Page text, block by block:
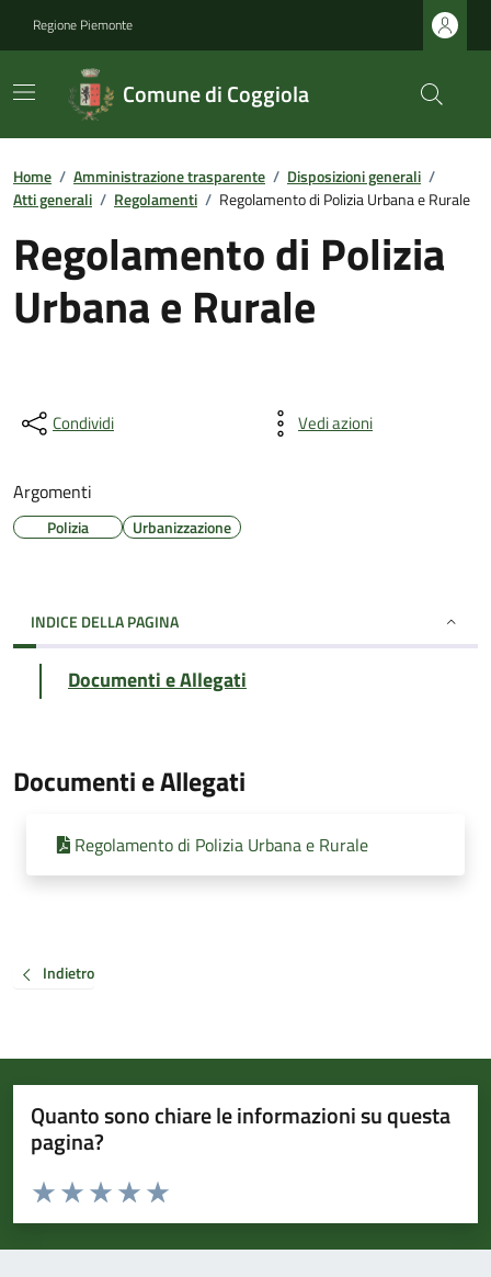
Regione Piemonte
Comune di Coggiola
Home / Amministrazione trasparente / Disposizioni generali /
Atti generali / Regolamenti / Regolamento di Polizia Urbana e Rurale
Regolamento di Polizia
Urbana e Rurale
Condividi Vedi azioni
Argomenti
Polizia Urbanizzazione
INDICE DELLA PAGINA
Documenti e Allegati
Documenti e Allegati
Regolamento di Polizia Urbana e Rurale
Indietro
Quanto sono chiare le informazioni su questa
pagina?
Valuta da 1 a 5 stelle la pagina
Valuta 5 stelle su 5
Valuta 4 stelle su 5
Valuta 3 stelle su 5
Valuta 2 stelle su 5
Valuta 1 stelle su 5